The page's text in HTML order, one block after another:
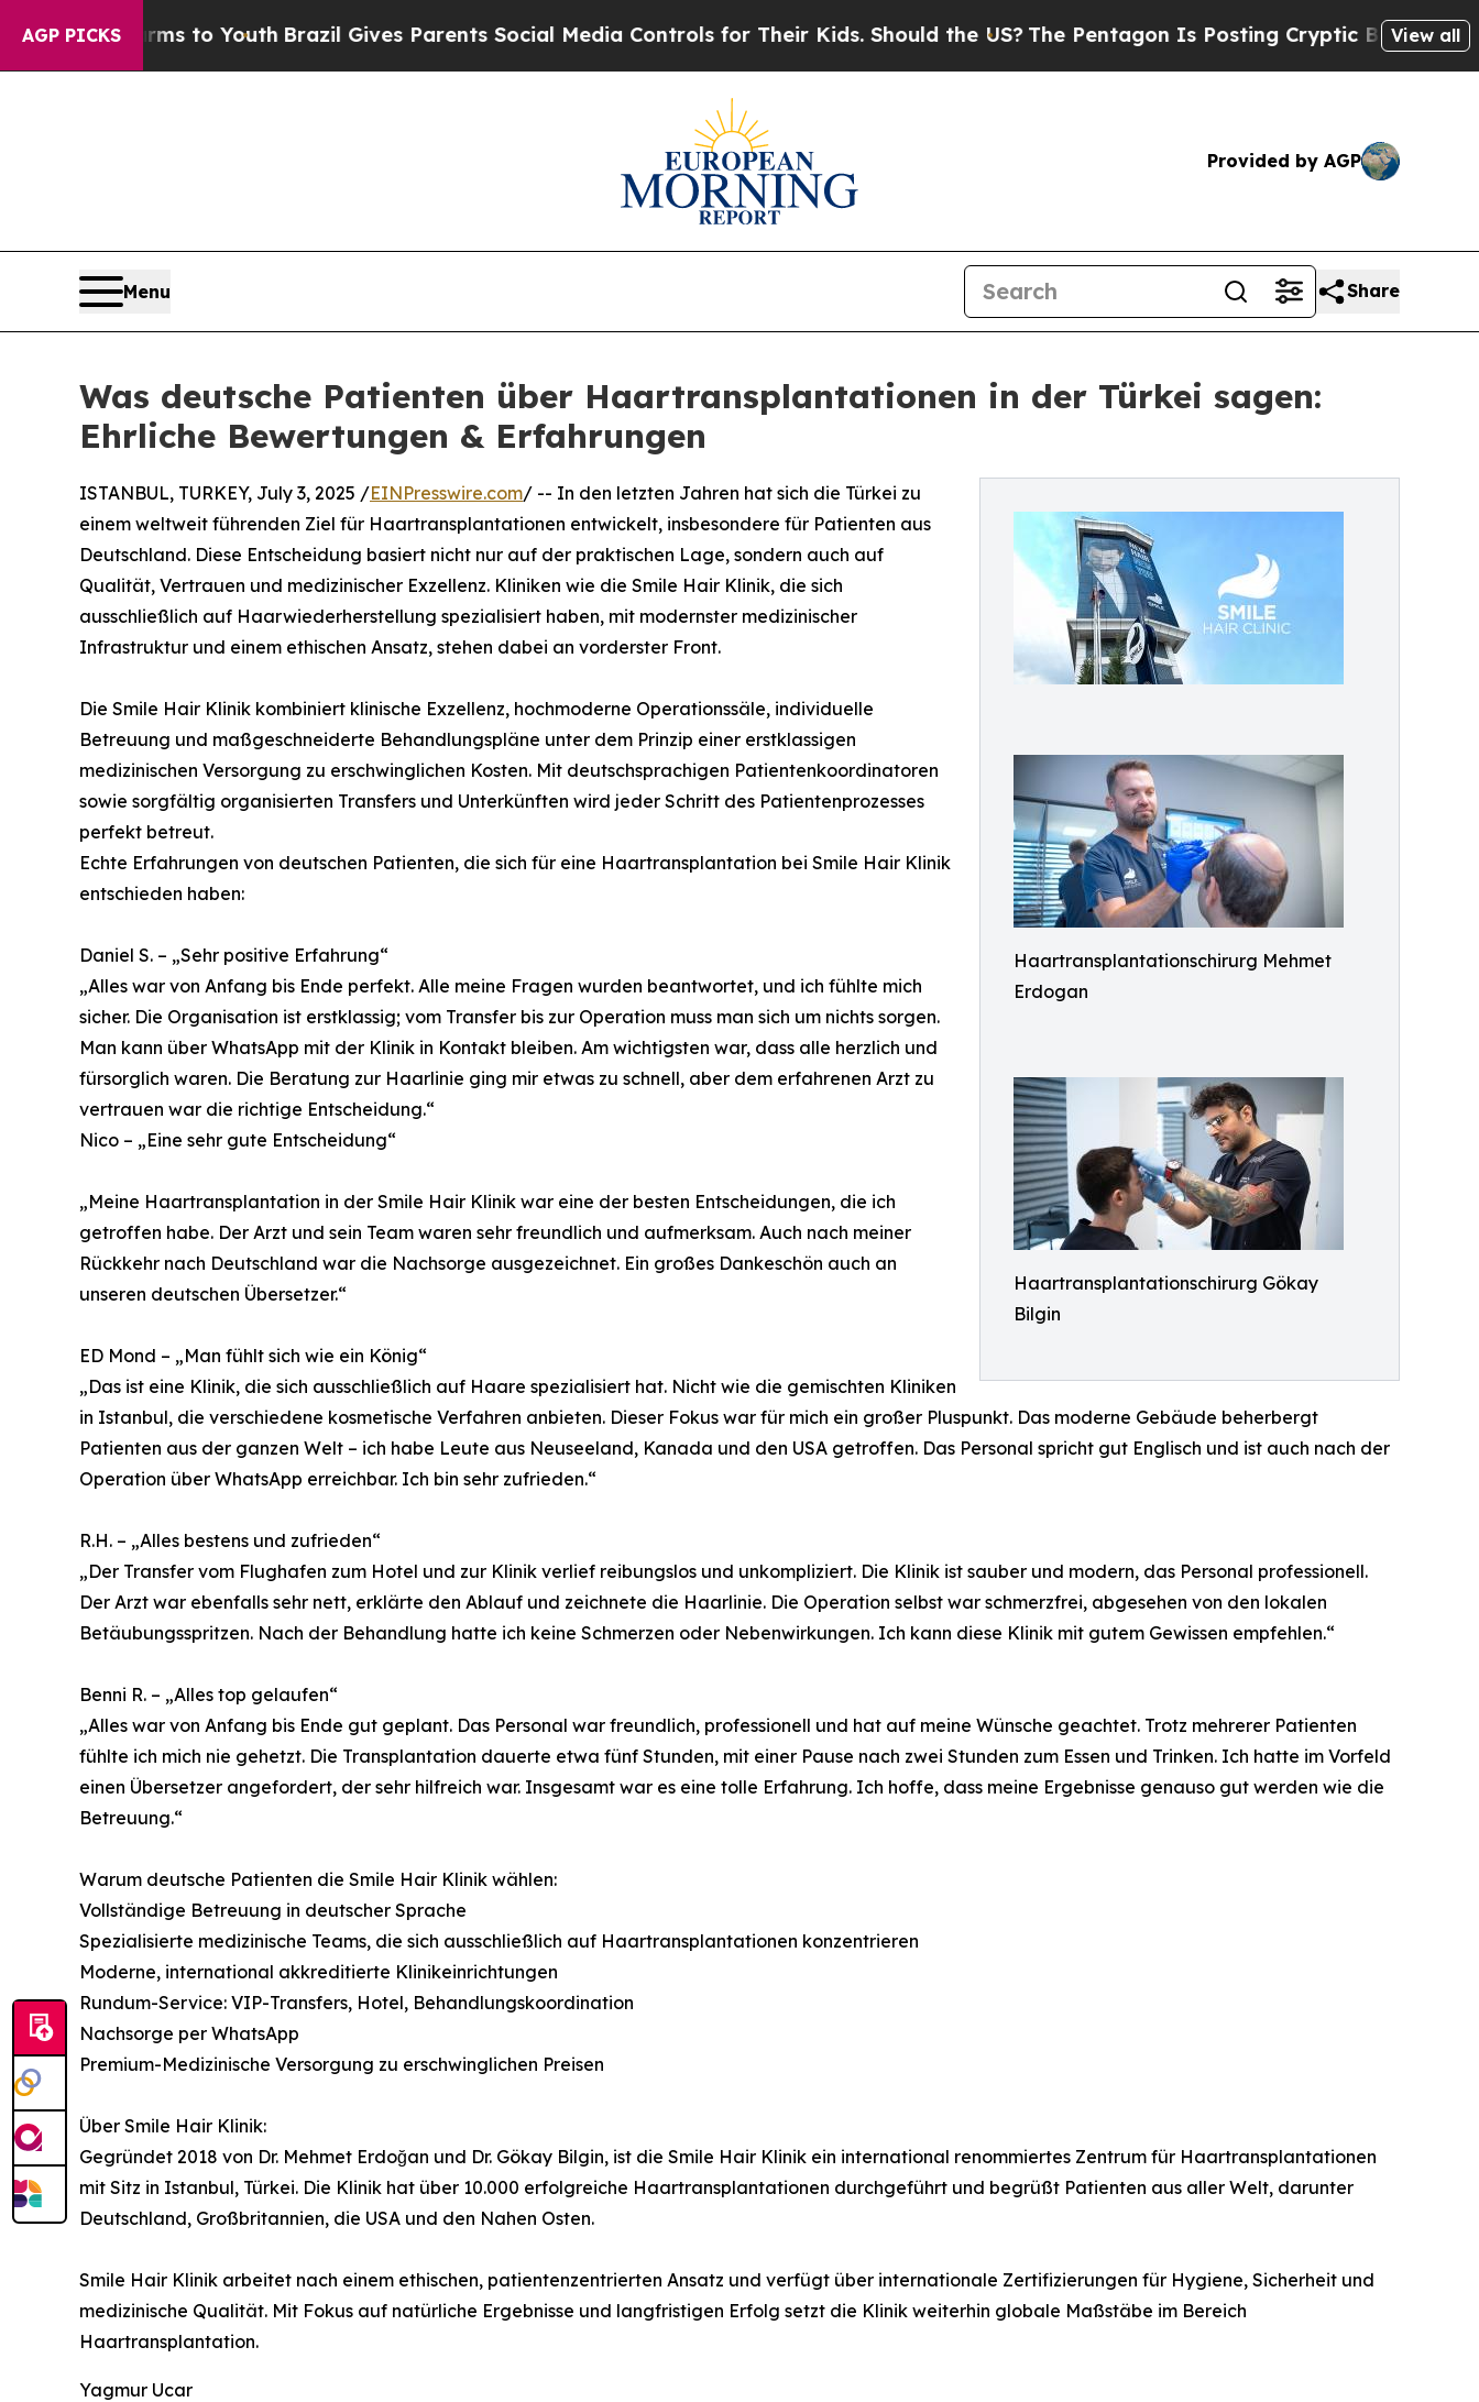
AGP PICKS
to Youth Brazil Gives Parents Social Media Controls for Their Kids. Should the US?The Pentagon Is Posting Cryptic Biblical Messages on
View all
Provided by AGP
Menu Share
Was deutsche Patienten über Haartransplantationen in der Türkei sagen:
Ehrliche Bewertungen & Erfahrungen
Haartransplantationschirurg Mehmet
Erdogan
Haartransplantationschirurg Gökay
Bilgin
ISTANBUL, TURKEY, July 3, 2025 /EINPresswire.com/ -- In den letzten Jahren hat sich die Türkei zu
einem weltweit führenden Ziel für Haartransplantationen entwickelt, insbesondere für Patienten aus
Deutschland. Diese Entscheidung basiert nicht nur auf der praktischen Lage, sondern auch auf
Qualität, Vertrauen und medizinischer Exzellenz. Kliniken wie die Smile Hair Klinik, die sich
ausschließlich auf Haarwiederherstellung spezialisiert haben, mit modernster medizinischer
Infrastruktur und einem ethischen Ansatz, stehen dabei an vorderster Front.
Die Smile Hair Klinik kombiniert klinische Exzellenz, hochmoderne Operationssäle, individuelle
Betreuung und maßgeschneiderte Behandlungspläne unter dem Prinzip einer erstklassigen
medizinischen Versorgung zu erschwinglichen Kosten. Mit deutschsprachigen Patientenkoordinatoren
sowie sorgfältig organisierten Transfers und Unterkünften wird jeder Schritt des Patientenprozesses
perfekt betreut.
Echte Erfahrungen von deutschen Patienten, die sich für eine Haartransplantation bei Smile Hair Klinik
entschieden haben:
Daniel S. – „Sehr positive Erfahrung“
„Alles war von Anfang bis Ende perfekt. Alle meine Fragen wurden beantwortet, und ich fühlte mich
sicher. Die Organisation ist erstklassig; vom Transfer bis zur Operation muss man sich um nichts sorgen.
Man kann über WhatsApp mit der Klinik in Kontakt bleiben. Am wichtigsten war, dass alle herzlich und
fürsorglich waren. Die Beratung zur Haarlinie ging mir etwas zu schnell, aber dem erfahrenen Arzt zu
vertrauen war die richtige Entscheidung.“
Nico – „Eine sehr gute Entscheidung“
„Meine Haartransplantation in der Smile Hair Klinik war eine der besten Entscheidungen, die ich
getroffen habe. Der Arzt und sein Team waren sehr freundlich und aufmerksam. Auch nach meiner
Rückkehr nach Deutschland war die Nachsorge ausgezeichnet. Ein großes Dankeschön auch an
unseren deutschen Übersetzer.“
ED Mond – „Man fühlt sich wie ein König“
„Das ist eine Klinik, die sich ausschließlich auf Haare spezialisiert hat. Nicht wie die gemischten Kliniken
in Istanbul, die verschiedene kosmetische Verfahren anbieten. Dieser Fokus war für mich ein großer Pluspunkt. Das moderne Gebäude beherbergt
Patienten aus der ganzen Welt – ich habe Leute aus Neuseeland, Kanada und den USA getroffen. Das Personal spricht gut Englisch und ist auch nach der
Operation über WhatsApp erreichbar. Ich bin sehr zufrieden.“
R.H. – „Alles bestens und zufrieden“
„Der Transfer vom Flughafen zum Hotel und zur Klinik verlief reibungslos und unkompliziert. Die Klinik ist sauber und modern, das Personal professionell.
Der Arzt war ebenfalls sehr nett, erklärte den Ablauf und zeichnete die Haarlinie. Die Operation selbst war schmerzfrei, abgesehen von den lokalen
Betäubungsspritzen. Nach der Behandlung hatte ich keine Schmerzen oder Nebenwirkungen. Ich kann diese Klinik mit gutem Gewissen empfehlen.“
Benni R. – „Alles top gelaufen“
„Alles war von Anfang bis Ende gut geplant. Das Personal war freundlich, professionell und hat auf meine Wünsche geachtet. Trotz mehrerer Patienten
fühlte ich mich nie gehetzt. Die Transplantation dauerte etwa fünf Stunden, mit einer Pause nach zwei Stunden zum Essen und Trinken. Ich hatte im Vorfeld
einen Übersetzer angefordert, der sehr hilfreich war. Insgesamt war es eine tolle Erfahrung. Ich hoffe, dass meine Ergebnisse genauso gut werden wie die
Betreuung.“
Warum deutsche Patienten die Smile Hair Klinik wählen:
Vollständige Betreuung in deutscher Sprache
Spezialisierte medizinische Teams, die sich ausschließlich auf Haartransplantationen konzentrieren
Moderne, international akkreditierte Klinikeinrichtungen
Rundum-Service: VIP-Transfers, Hotel, Behandlungskoordination
Nachsorge per WhatsApp
Premium-Medizinische Versorgung zu erschwinglichen Preisen
Über Smile Hair Klinik:
Gegründet 2018 von Dr. Mehmet Erdoğan und Dr. Gökay Bilgin, ist die Smile Hair Klinik ein international renommiertes Zentrum für Haartransplantationen
mit Sitz in Istanbul, Türkei. Die Klinik hat über 10.000 erfolgreiche Haartransplantationen durchgeführt und begrüßt Patienten aus aller Welt, darunter
Deutschland, Großbritannien, die USA und den Nahen Osten.
Smile Hair Klinik arbeitet nach einem ethischen, patientenzentrierten Ansatz und verfügt über internationale Zertifizierungen für Hygiene, Sicherheit und
medizinische Qualität. Mit Fokus auf natürliche Ergebnisse und langfristigen Erfolg setzt die Klinik weiterhin globale Maßstäbe im Bereich
Haartransplantation.
Yagmur Ucar